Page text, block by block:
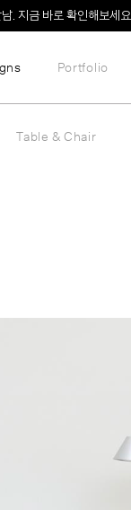
. 지금 바로 확인해보세요.
Portfolio
Table & Chair